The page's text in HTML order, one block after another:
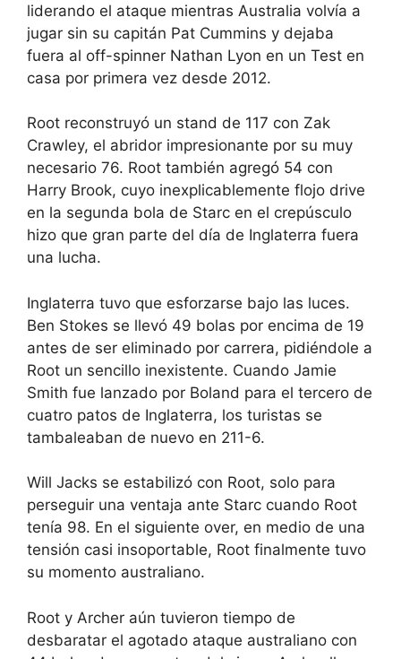
liderando el ataque mientras Australia volvía a
jugar sin su capitán Pat Cummins y dejaba
fuera al off-spinner Nathan Lyon en un Test en
casa por primera vez desde 2012.
Root reconstruyó un stand de 117 con Zak
Crawley, el abridor impresionante por su muy
necesario 76. Root también agregó 54 con
Harry Brook, cuyo inexplicablemente flojo drive
en la segunda bola de Starc en el crepúsculo
hizo que gran parte del día de Inglaterra fuera
una lucha.
Inglaterra tuvo que esforzarse bajo las luces.
Ben Stokes se llevó 49 bolas por encima de 19
antes de ser eliminado por carrera, pidiéndole a
Root un sencillo inexistente. Cuando Jamie
Smith fue lanzado por Boland para el tercero de
cuatro patos de Inglaterra, los turistas se
tambaleaban de nuevo en 211-6.
Will Jacks se estabilizó con Root, solo para
perseguir una ventaja ante Starc cuando Root
tenía 98. En el siguiente over, en medio de una
tensión casi insoportable, Root finalmente tuvo
su momento australiano.
Root y Archer aún tuvieron tiempo de
desbaratar el agotado ataque australiano con